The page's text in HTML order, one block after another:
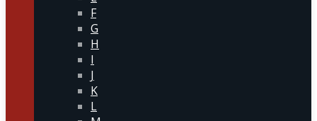
F
G
H
I
J
K
L